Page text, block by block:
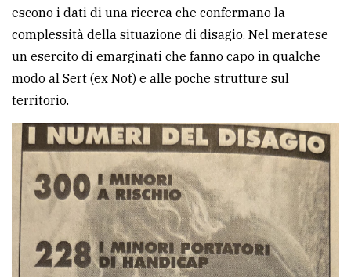
escono i dati di una ricerca che confermano la
complessità della situazione di disagio. Nel meratese
un esercito di emarginati che fanno capo in qualche
modo al Sert (ex Not) e alle poche strutture sul
territorio.